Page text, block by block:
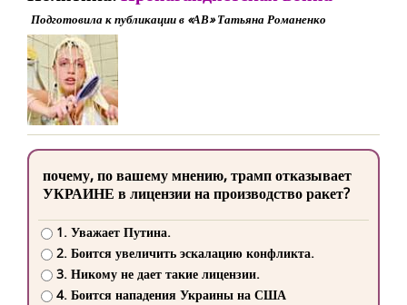
Подготовила к публикации в «АВ» Татьяна Романенко
почему, по вашему мнению, трамп отказывает
УКРАИНЕ в лицензии на производство ракет?
1. Уважает Путина.
2. Боится увеличить эскалацию конфликта.
3. Никому не дает такие лицензии.
4. Боится нападения Украины на США